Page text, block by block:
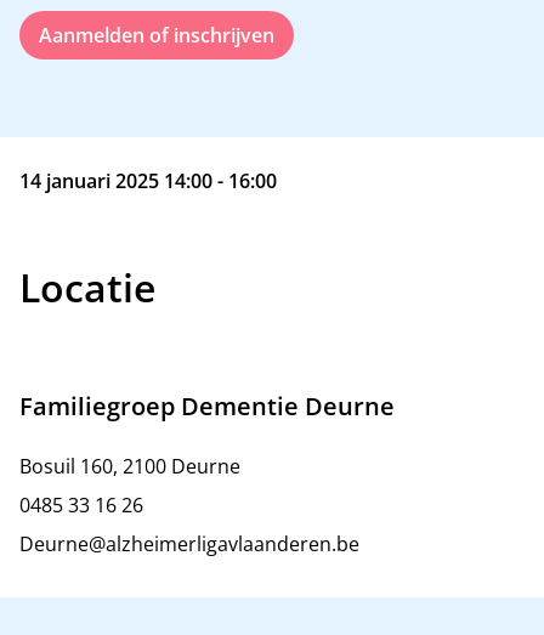
Aanmelden of inschrijven
14 januari 2025 14:00 - 16:00
Locatie
Familiegroep Dementie Deurne
Bosuil 160, 2100 Deurne
0485 33 16 26
Deurne@alzheimerligavlaanderen.be